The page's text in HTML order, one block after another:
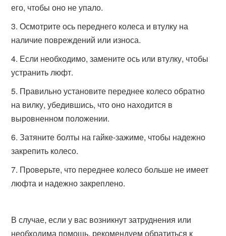
его, чтобы оно не упало.
Осмотрите ось переднего колеса и втулку на
наличие повреждений или износа.
Если необходимо, замените ось или втулку, чтобы
устранить люфт.
Правильно установите переднее колесо обратно
на вилку, убедившись, что оно находится в
выровненном положении.
Затяните болты на гайке-зажиме, чтобы надежно
закрепить колесо.
Проверьте, что переднее колесо больше не имеет
люфта и надежно закреплено.
В случае, если у вас возникнут затруднения или
необходима помощь, рекомендуем обратиться к